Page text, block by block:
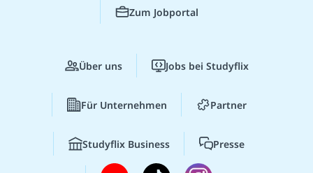
Zum Jobportal
Über uns Jobs bei Studyflix
Für Unternehmen Partner
Studyflix Business Presse